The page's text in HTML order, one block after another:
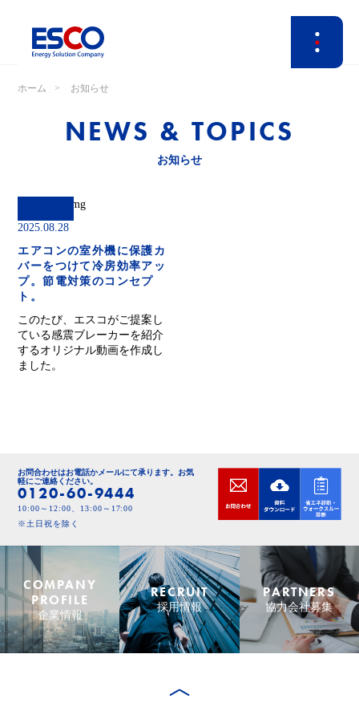
ホーム お知らせ
NEWS & TOPICS
お知らせ
2025.08.28
エアコンの室外機に保護カ
バーをつけて冷房効率アッ
プ。節電対策のコンセプ
ト。
このたび、エスコがご提案し
ている感震ブレーカーを紹介
するオリジナル動画を作成し
ました。
お問合わせはお電話かメールにて承ります。 お気
軽にご連絡ください。
0120-60-9444
10:00～12:00、13:00～17:00
※土日祝を除く
COMPANY
PROFILE
企業情報
RECRUIT
採用情報
PARTNERS
協力会社募集